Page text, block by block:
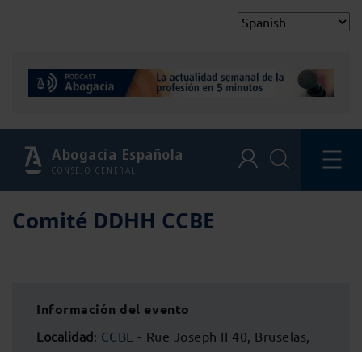
Abogacía Española
CONSEJO GENERAL
Comité DDHH CCBE
Información del evento
Localidad: CCBE - Rue Joseph II 40, Bruselas,